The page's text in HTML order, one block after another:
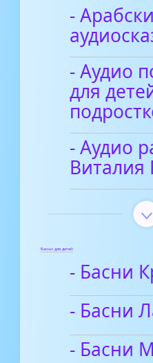
-
- Аудио
для
- Аудио
Виталия
Басни для детей
- Басни
- Басни
- Басни